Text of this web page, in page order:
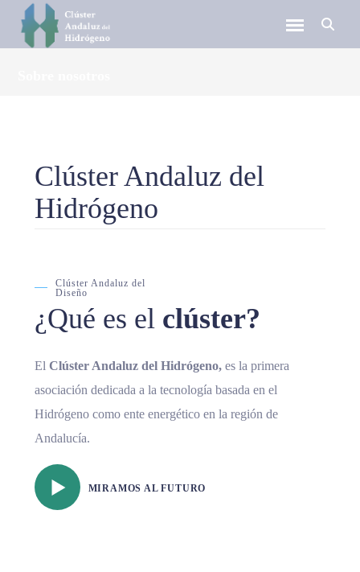
Clúster Andaluz del
Hidrógeno
Clúster Andaluz del
Diseño
¿Qué es el clúster?
El Clúster Andaluz del Hidrógeno,es la primera
asociación dedicada a la tecnología basada en el
Hidrógeno como ente energético en la región de
Andalucía.
MIRAMOS AL FUTURO